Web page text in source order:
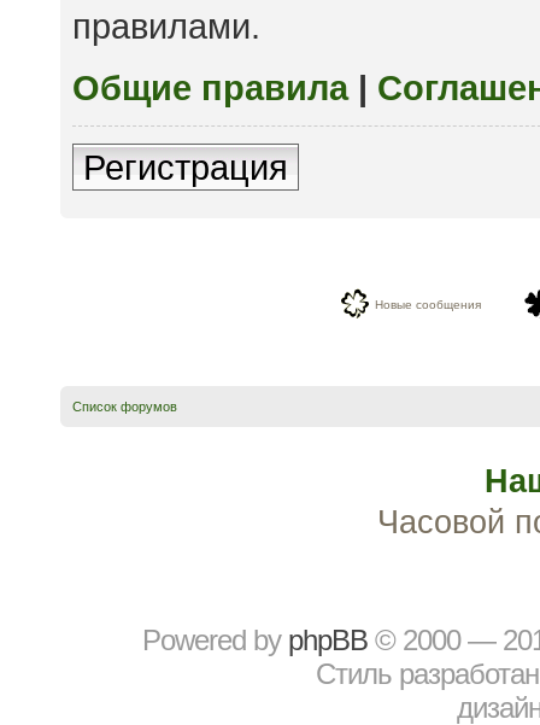
правилами.
Общие правила|
Регистрация
Новые сообщения
Список форумов
Часовой
Powered by рhрBВ © 2000 —
Стиль